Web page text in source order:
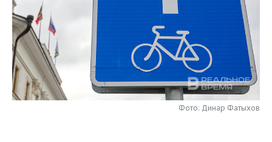
НЕФТЬ
ОПК
ЭНЕРГЕТИКА
ТРАНСПОРТ
УСЛУГИ
IT
МЕДИА
ТЕЛЕКОММУНИКАЦИИ
НОВОСТИ МЕРОПРИЯТИЙ
ВЫЕЗДНАЯ РЕДАКЦИЯ
БИЗНЕС-БРАНЧИ
СПОРТ
НОВОСТИ СПОРТА
ФУТБОЛ
ОБЩЕСТВО
НОВОСТИ ОБЩЕСТВА
ФОТОГАЛЕРЕЯ
Фото: Динар Фатыхов